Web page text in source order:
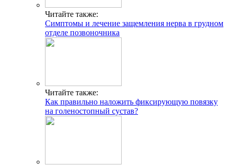
Читайте также:
Симптомы и лечение защемления нерва в грудном
отделе позвоночника
Читайте также:
Как правильно наложить фиксирующую повязку
на голеностопный сустав?